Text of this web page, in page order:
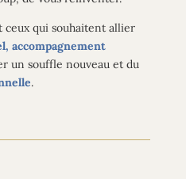
ceux qui souhaitent allier
accompagnement
un souffle nouveau et du
.